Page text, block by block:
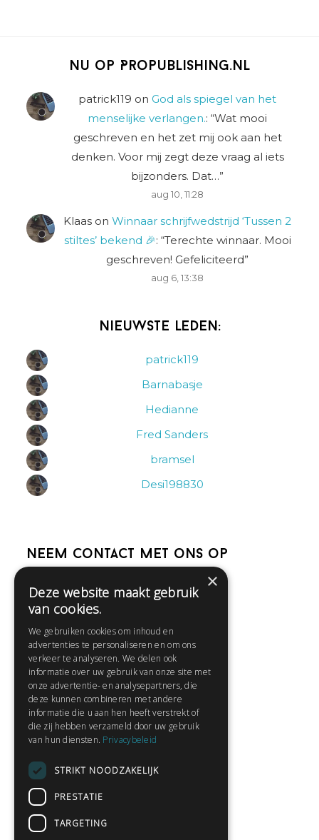
Nu op Propublishing.nl
patrick119 on God als spiegel van het
menselijke verlangen.: “Wat mooi
geschreven en het zet mij ook aan het
denken. Voor mij zegt deze vraag al iets
bijzonders. Dat…”
aug 10, 11:28
Klaas on Winnaar schrijfwedstrijd ‘Tussen 2
stiltes’ bekend 🎉: “Terechte winnaar. Mooi
geschreven! Gefeliciteerd”
aug 6, 13:38
Nieuwste leden:
patrick119
Barnabasje
Hedianne
Fred Sanders
bramsel
Desi198830
Neem contact met ons op
Help
Contact
Huisregels
Snel naar:
Gratis aanmelden
Privacybeleid
×
Deze website maakt gebruik
van cookies.
We gebruiken cookies om inhoud en
advertenties te personaliseren en om ons
verkeer te analyseren. We delen ook
informatie over uw gebruik van onze site met
onze advertentie- en analysepartners, die
deze kunnen combineren met andere
informatie die u aan hen heeft verstrekt of
die zij hebben verzameld door uw gebruik
van hun diensten. Privacybeleid
STRIKT NOODZAKELIJK
PRESTATIE
TARGETING